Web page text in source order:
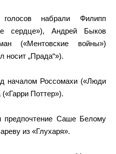
набрали Филипп
сердце»), Андрей Быков
(«Ментовские войны»)
носит „Прада“»).
началом Россомахи («Люди
Поттер»).
Саше Белому
из «Глухаря».